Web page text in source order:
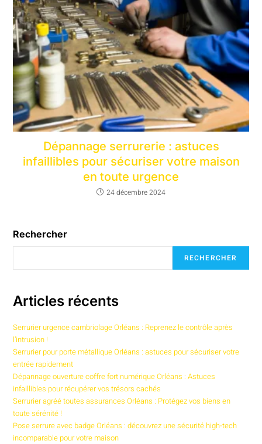
Dépannage serrurerie : astuces
infaillibles pour sécuriser votre maison
en toute urgence
24 décembre 2024
Rechercher
RECHERCHER
Articles récents
Serrurier urgence cambriolage Orléans : Reprenez le contrôle après
l’intrusion !
Serrurier pour porte métallique Orléans : astuces pour sécuriser votre
entrée rapidement
Dépannage ouverture coffre fort numérique Orléans : Astuces
infaillibles pour récupérer vos trésors cachés
Serrurier agréé toutes assurances Orléans : Protégez vos biens en
toute sérénité !
Pose serrure avec badge Orléans : découvrez une sécurité high-tech
incomparable pour votre maison